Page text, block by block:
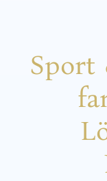
Sport